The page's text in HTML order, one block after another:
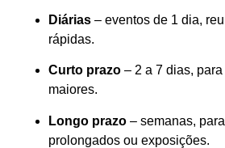
Diárias – eventos de 1 dia,
rápidas.
Curto prazo – 2 a 7 dias,
maiores.
Longo prazo – semanas,
prolongados ou exposições.